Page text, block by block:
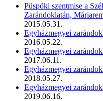
Püspöki szentmise a
Zarándoklatán,
2015.05.31.
Egyházmegyei
2016.05.22.
Egyházmegyei
2017.06.11.
Egyházmegyei
2018.05.27.
Egyházmegyei
2019.06.16.